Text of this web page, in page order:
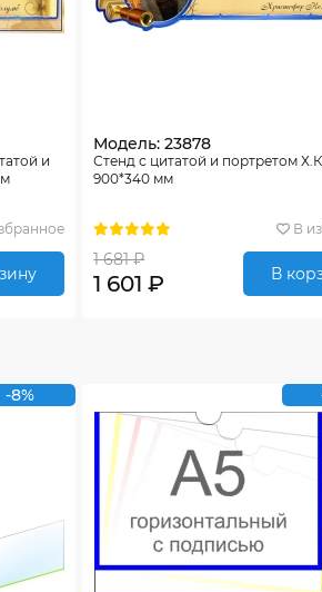
и
Модель: 23878
Стенд с цитатой и портретом
900*340 мм
В
1 681 ₽
1 601 ₽ В
-8%